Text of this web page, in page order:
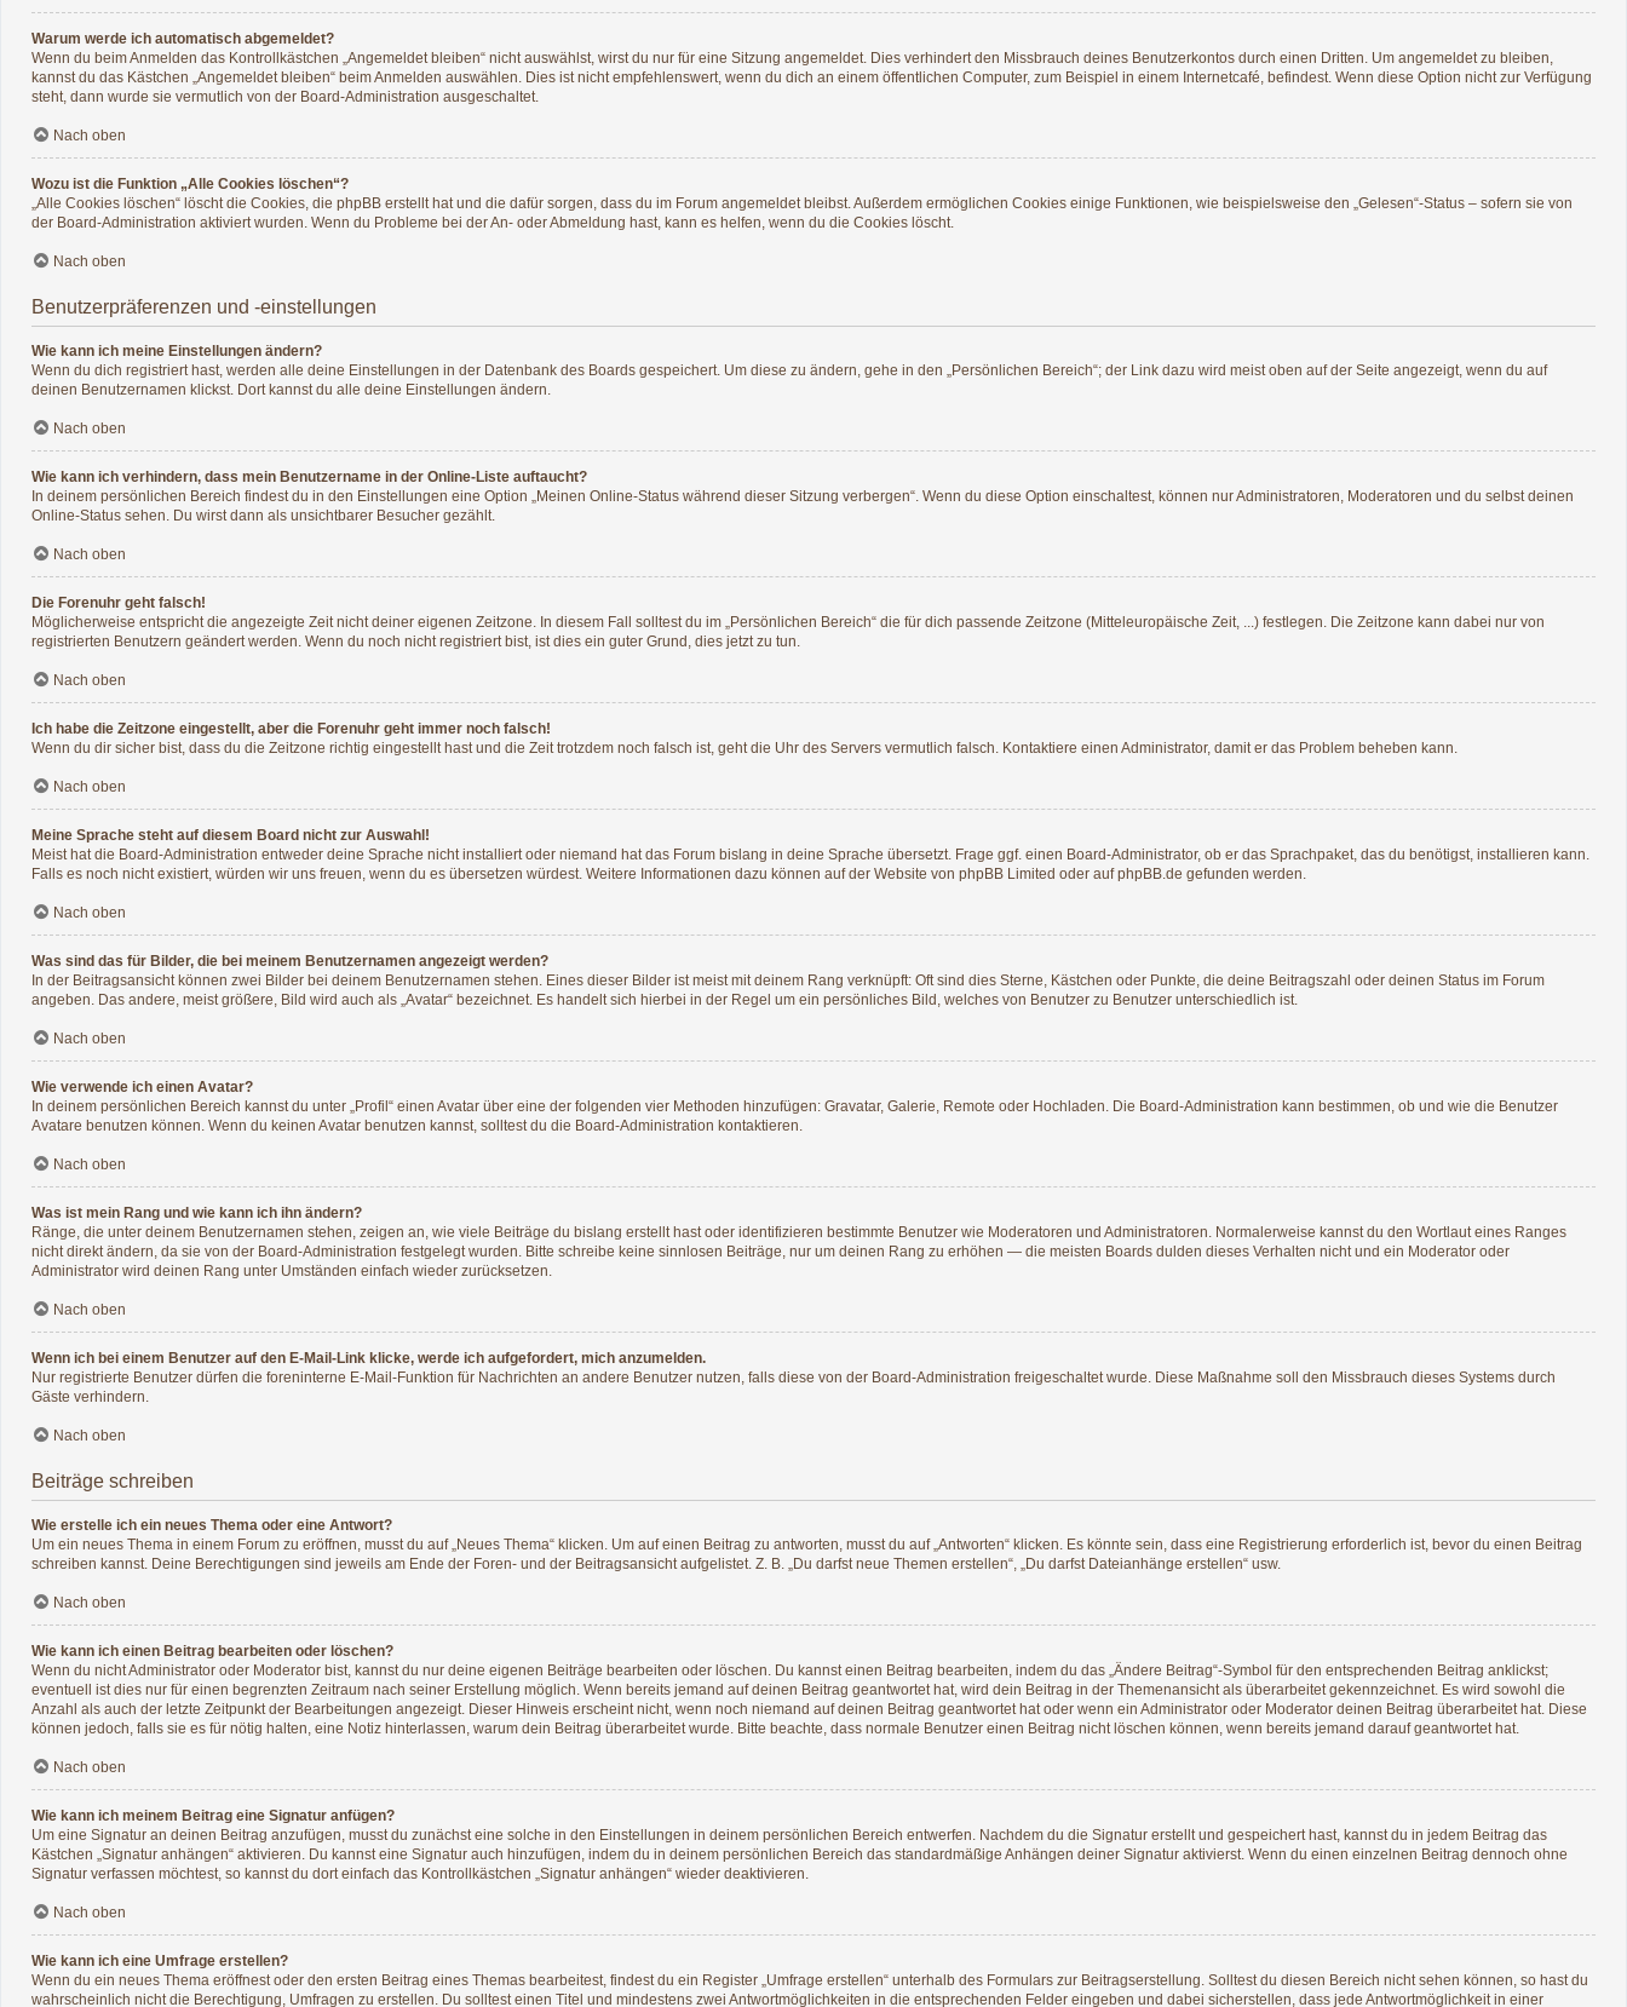
Warum werde ich automatisch abgemeldet?
Wenn du beim Anmelden das Kontrollkästchen „Angemeldet bleiben“ nicht auswählst, wirst du nur für eine Sitzung angemeldet. Dies verhindert den Missbrauch deines Benutzerkontos durch einen Dritten. Um angemeldet zu bleiben,
kannst du das Kästchen „Angemeldet bleiben“ beim Anmelden auswählen. Dies ist nicht empfehlenswert, wenn du dich an einem öffentlichen Computer, zum Beispiel in einem Internetcafé, befindest. Wenn diese Option nicht zur Verfügung
steht, dann wurde sie vermutlich von der Board-Administration ausgeschaltet.
Nach oben
Wozu ist die Funktion „Alle Cookies löschen“?
„Alle Cookies löschen“ löscht die Cookies, die phpBB erstellt hat und die dafür sorgen, dass du im Forum angemeldet bleibst. Außerdem ermöglichen Cookies einige Funktionen, wie beispielsweise den „Gelesen“-Status – sofern sie von
der Board-Administration aktiviert wurden. Wenn du Probleme bei der An- oder Abmeldung hast, kann es helfen, wenn du die Cookies löscht.
Nach oben
Benutzerpräferenzen und -einstellungen
Wie kann ich meine Einstellungen ändern?
Wenn du dich registriert hast, werden alle deine Einstellungen in der Datenbank des Boards gespeichert. Um diese zu ändern, gehe in den „Persönlichen Bereich“; der Link dazu wird meist oben auf der Seite angezeigt, wenn du auf
deinen Benutzernamen klickst. Dort kannst du alle deine Einstellungen ändern.
Nach oben
Wie kann ich verhindern, dass mein Benutzername in der Online-Liste auftaucht?
In deinem persönlichen Bereich findest du in den Einstellungen eine Option „Meinen Online-Status während dieser Sitzung verbergen“. Wenn du diese Option einschaltest, können nur Administratoren, Moderatoren und du selbst deinen
Online-Status sehen. Du wirst dann als unsichtbarer Besucher gezählt.
Nach oben
Die Forenuhr geht falsch!
Möglicherweise entspricht die angezeigte Zeit nicht deiner eigenen Zeitzone. In diesem Fall solltest du im „Persönlichen Bereich“ die für dich passende Zeitzone (Mitteleuropäische Zeit, ...) festlegen. Die Zeitzone kann dabei nur von
registrierten Benutzern geändert werden. Wenn du noch nicht registriert bist, ist dies ein guter Grund, dies jetzt zu tun.
Nach oben
Ich habe die Zeitzone eingestellt, aber die Forenuhr geht immer noch falsch!
Wenn du dir sicher bist, dass du die Zeitzone richtig eingestellt hast und die Zeit trotzdem noch falsch ist, geht die Uhr des Servers vermutlich falsch. Kontaktiere einen Administrator, damit er das Problem beheben kann.
Nach oben
Meine Sprache steht auf diesem Board nicht zur Auswahl!
Meist hat die Board-Administration entweder deine Sprache nicht installiert oder niemand hat das Forum bislang in deine Sprache übersetzt. Frage ggf. einen Board-Administrator, ob er das Sprachpaket, das du benötigst, installieren kann.
Falls es noch nicht existiert, würden wir uns freuen, wenn du es übersetzen würdest. Weitere Informationen dazu können auf der Website von phpBB Limited oder aufphpBB.de gefunden werden.
Nach oben
Was sind das für Bilder, die bei meinem Benutzernamen angezeigt werden?
In der Beitragsansicht können zwei Bilder bei deinem Benutzernamen stehen. Eines dieser Bilder ist meist mit deinem Rang verknüpft: Oft sind dies Sterne, Kästchen oder Punkte, die deine Beitragszahl oder deinen Status im Forum
angeben. Das andere, meist größere, Bild wird auch als „Avatar“ bezeichnet. Es handelt sich hierbei in der Regel um ein persönliches Bild, welches von Benutzer zu Benutzer unterschiedlich ist.
Nach oben
Wie verwende ich einen Avatar?
In deinem persönlichen Bereich kannst du unter „Profil“ einen Avatar über eine der folgenden vier Methoden hinzufügen: Gravatar, Galerie, Remote oder Hochladen. Die Board-Administration kann bestimmen, ob und wie die Benutzer
Avatare benutzen können. Wenn du keinen Avatar benutzen kannst, solltest du die Board-Administration kontaktieren.
Nach oben
Was ist mein Rang und wie kann ich ihn ändern?
Ränge, die unter deinem Benutzernamen stehen, zeigen an, wie viele Beiträge du bislang erstellt hast oder identifizieren bestimmte Benutzer wie Moderatoren und Administratoren. Normalerweise kannst du den Wortlaut eines Ranges
nicht direkt ändern, da sie von der Board-Administration festgelegt wurden. Bitte schreibe keine sinnlosen Beiträge, nur um deinen Rang zu erhöhen — die meisten Boards dulden dieses Verhalten nicht und ein Moderator oder
Administrator wird deinen Rang unter Umständen einfach wieder zurücksetzen.
Nach oben
Wenn ich bei einem Benutzer auf den E-Mail-Link klicke, werde ich aufgefordert, mich anzumelden.
Nur registrierte Benutzer dürfen die foreninterne E-Mail-Funktion für Nachrichten an andere Benutzer nutzen, falls diese von der Board-Administration freigeschaltet wurde. Diese Maßnahme soll den Missbrauch dieses Systems durch
Gäste verhindern.
Nach oben
Beiträge schreiben
Wie erstelle ich ein neues Thema oder eine Antwort?
Um ein neues Thema in einem Forum zu eröffnen, musst du auf „Neues Thema“ klicken. Um auf einen Beitrag zu antworten, musst du auf „Antworten“ klicken. Es könnte sein, dass eine Registrierung erforderlich ist, bevor du einen Beitrag
schreiben kannst. Deine Berechtigungen sind jeweils am Ende der Foren- und der Beitragsansicht aufgelistet. Z. B. „Du darfst neue Themen erstellen“, „Du darfst Dateianhänge erstellen“ usw.
Nach oben
Wie kann ich einen Beitrag bearbeiten oder löschen?
Wenn du nicht Administrator oder Moderator bist, kannst du nur deine eigenen Beiträge bearbeiten oder löschen. Du kannst einen Beitrag bearbeiten, indem du das „Ändere Beitrag“-Symbol für den entsprechenden Beitrag anklickst;
eventuell ist dies nur für einen begrenzten Zeitraum nach seiner Erstellung möglich. Wenn bereits jemand auf deinen Beitrag geantwortet hat, wird dein Beitrag in der Themenansicht als überarbeitet gekennzeichnet. Es wird sowohl die
Anzahl als auch der letzte Zeitpunkt der Bearbeitungen angezeigt. Dieser Hinweis erscheint nicht, wenn noch niemand auf deinen Beitrag geantwortet hat oder wenn ein Administrator oder Moderator deinen Beitrag überarbeitet hat. Diese
können jedoch, falls sie es für nötig halten, eine Notiz hinterlassen, warum dein Beitrag überarbeitet wurde. Bitte beachte, dass normale Benutzer einen Beitrag nicht löschen können, wenn bereits jemand darauf geantwortet hat.
Nach oben
Wie kann ich meinem Beitrag eine Signatur anfügen?
Um eine Signatur an deinen Beitrag anzufügen, musst du zunächst eine solche in den Einstellungen in deinem persönlichen Bereich entwerfen. Nachdem du die Signatur erstellt und gespeichert hast, kannst du in jedem Beitrag das
Kästchen „Signatur anhängen“ aktivieren. Du kannst eine Signatur auch hinzufügen, indem du in deinem persönlichen Bereich das standardmäßige Anhängen deiner Signatur aktivierst. Wenn du einen einzelnen Beitrag dennoch ohne
Signatur verfassen möchtest, so kannst du dort einfach das Kontrollkästchen „Signatur anhängen“ wieder deaktivieren.
Nach oben
Wie kann ich eine Umfrage erstellen?
Wenn du ein neues Thema eröffnest oder den ersten Beitrag eines Themas bearbeitest, findest du ein Register „Umfrage erstellen“ unterhalb des Formulars zur Beitragserstellung. Solltest du diesen Bereich nicht sehen können, so hast du
wahrscheinlich nicht die Berechtigung, Umfragen zu erstellen. Du solltest einen Titel und mindestens zwei Antwortmöglichkeiten in die entsprechenden Felder eingeben und dabei sicherstellen, dass jede Antwortmöglichkeit in einer